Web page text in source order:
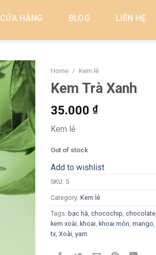
CỬA HÀNG BLOG LIÊN HỆ
Add to
wishlist
Home / Kem lẻ
Kem Trà Xanh
35.000 ₫
Kem lẻ
Out of stock
Add to wishlist
SKU: 5
Category: Kem lẻ
Tags: bạc hà chocochip chocolate
kem xoài khoai khoai môn mango
tx Xoài yam